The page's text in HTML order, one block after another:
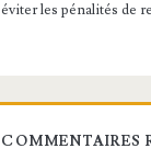
éviter les pénalités de
COMMENTAIRES